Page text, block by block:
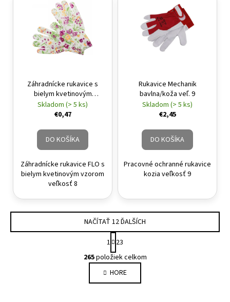
Záhradnícke rukavice s
bielym kvetinovým
vzorom FLO 8
Skladom (> 5 ks)
€0,47
DO KOŠÍKA
Záhradnícke rukavice FLO s
bielym kvetinovým vzorom
veľkosť 8
Rukavice Mechanik
bavlna/koža veľ. 9
Skladom (> 5 ks)
€2,45
DO KOŠÍKA
Pracovné ochranné rukavice
kozia veľkosť 9
Ovládacie prvky výpisu
NAČÍTAŤ 12 ĎALŠÍCH
Stránkovanie
1
23
265položiek celkom
HORE